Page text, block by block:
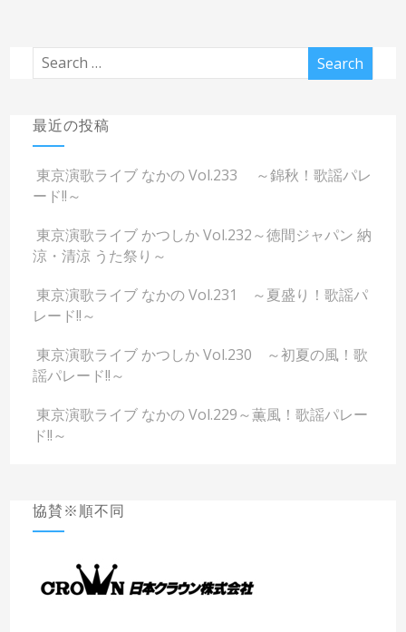
最近の投稿
東京演歌ライブ なかの Vol.233 ～錦秋！歌謡パレ
ード!!～
東京演歌ライブ かつしか Vol.232～徳間ジャパン 納
涼・清涼 うた祭り～
東京演歌ライブ なかの Vol.231 ～夏盛り！歌謡パ
レード!!～
東京演歌ライブ かつしか Vol.230 ～初夏の風！歌
謡パレード!!～
東京演歌ライブ なかの Vol.229～薫風！歌謡パレー
ド!!～
協賛※順不同